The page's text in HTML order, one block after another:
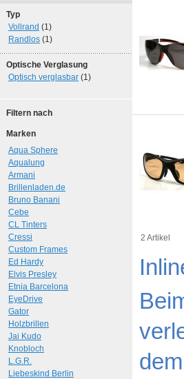
2 Artikel
Typ
Vollrand (1)
Randlos (1)
Optische Verglasung
Optisch verglasbar (1)
Filtern nach
Marken
Aqua Sphere
Aqualung
Armani
Brillenladen.de
Bruno Banani
Cebe
CL Tinters
Cressi
Custom Frames
Ed Hardy
Elvis Presley
Etnia Barcelona
EyeDrive
Gator
Holzbrillen
Jai Kudo
Knobloch
L.G.R.
Liebeskind Berlin